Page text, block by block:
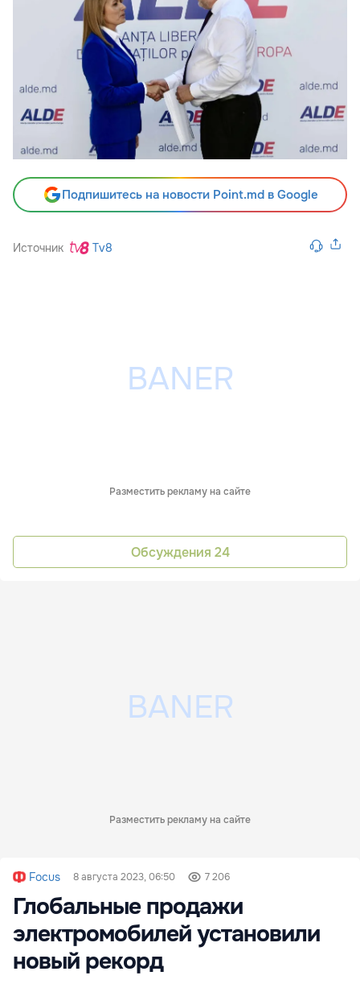
Подпишитесь на новости Point.md в Google
Источник Tv8
Разместить рекламу на сайте
Обсуждения 24
Разместить рекламу на сайте
Focus 8 августа 2023, 06:50 7 206
Глобальные продажи
электромобилей установили
новый рекорд